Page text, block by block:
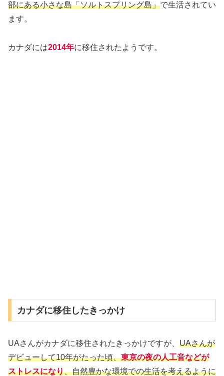
部にある小さな島「ソルトスプリング島」で生活されてい
ます。
カナダには2014年に移住されたようです。
カナダに移住したきっかけ
UAさんがカナダに移住されたきっかけですが、 UAさんが
デビューして10年がたった頃、東京の夜の人工音などが
ストレスになり、自然豊かな環境での生活を考えるように